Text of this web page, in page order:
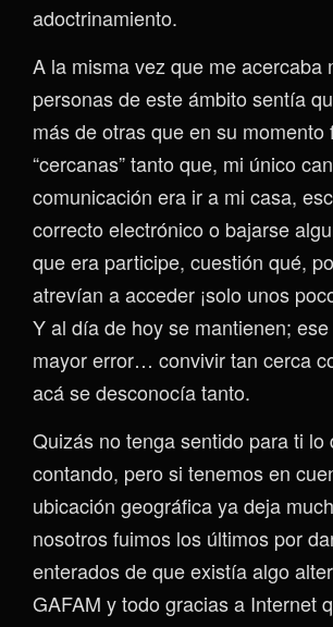
adoctrinamiento.
A la misma vez que me acercaba
personas de este ámbito sentía
más de otras que en su momento
“cercanas” tanto que, mi único
comunicación era ir a mi casa,
correcto electrónico o bajarse
que era participe, cuestión qué,
atrevían a acceder ¡solo unos
Y al día de hoy se mantienen;
mayor error… convivir tan cerca
acá se desconocía tanto.
Quizás no tenga sentido para ti lo
contando, pero si tenemos en
ubicación geográfica ya deja
nosotros fuimos los últimos por
enterados de que existía algo
GAFAM y todo gracias a Internet